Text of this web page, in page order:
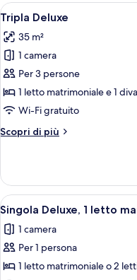
Apri
tutte
le
foto
per
Tripla
Deluxe
5
Tripla Deluxe
35 m²
1 camera
Per 3 persone
1 letto matrimoniale e 1
Wi-Fi gratuito
Scopri di più
Altri
Deluxe
Apri
tutte
le
foto
per
5
Singola Deluxe, 1 letto
1 camera
Per 1 persona
1 letto matrimoniale o 2